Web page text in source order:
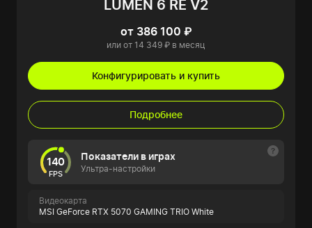
LUMEN 6 RE V2
от 386 100 ₽
или от 14 349 ₽ в месяц
Конфигурировать и купить
Подробнее
140
FPS
Показатели в играх
Ультра-настройки
Видеокарта
MSI GeForce RTX 5070 GAMING TRIO White